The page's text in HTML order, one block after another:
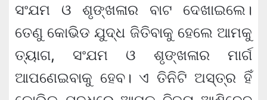
ସଂଯମ ଓ ଶୃଙ୍ଖଳାର ବାଟ ଦେଖାଇଲେ।
ତେଣୁ କୋଭିଡ ଯୁଦ୍ଧ ଜିତିବାକୁ ହେଲେ ଆମକୁ
ତ୍ୟାଗ, ସଂଯମ ଓ ଶୃଙ୍ଖଳାର ମାର୍ଗ
ଆପଣେଇବାକୁ ହେବ। ଏ ତିନିଟି ଅସ୍ତ୍ର ହିଁ